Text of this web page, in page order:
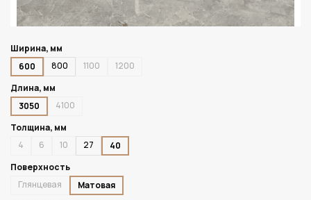
Ширина, мм
600
800 1100
1200
Длина, мм
3050
4100
Толщина, мм
4
6 10 27
40
Поверхность
Глянцевая
Матовая